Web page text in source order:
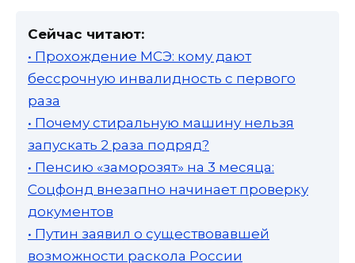
Сейчас читают:
• Прохождение МСЭ: кому дают
бессрочную инвалидность с первого
раза
• Почему стиральную машину нельзя
запускать 2 раза подряд?
• Пенсию «заморозят» на 3 месяца:
Соцфонд внезапно начинает проверку
документов
• Путин заявил о существовавшей
возможности раскола России